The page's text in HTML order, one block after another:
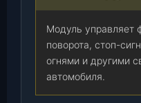
Модуль управляет
поворота, стоп-
огнями и другими
автомобиля.